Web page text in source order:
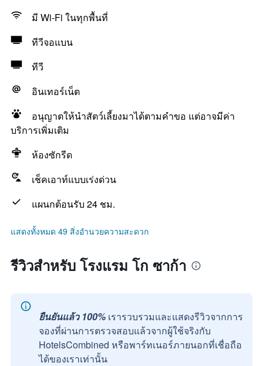
มี Wi-Fi ในทุกพื้นที่
ทีวีจอแบน
ทีวี
อินเทอร์เน็ต
อนุญาตให้นำสัตว์เลี้ยงมาได้ตามคำขอ แต่อาจมีค่า
บริการเพิ่มเติม
ห้องซักรีด
เช็คเอาท์แบบเร่งด่วน
แผนกต้อนรับ 24 ชม.
แสดงทั้งหมด 49 สิ่งอำนวยความสะดวก
รีวิวสำหรับ โรงแรม โก ซาก้า
ยืนยันแล้ว 100% เรารวบรวมและแสดงรีวิวจากการ
จองที่ผ่านการตรวจสอบแล้วจากผู้ใช้จริงกับ
HotelsCombined หรือพาร์ทเนอร์ภายนอกที่เชื่อถือ
ได้ของเราเท่านั้น